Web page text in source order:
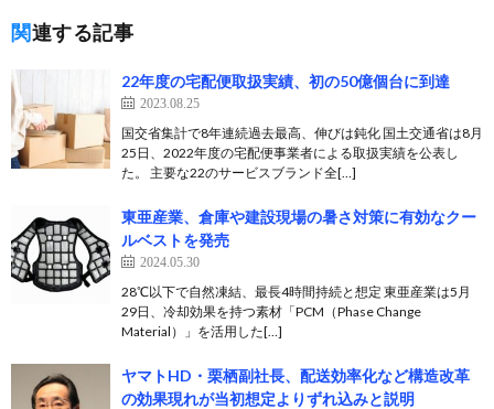
関連する記事
22年度の宅配便取扱実績、初の50億個台に到達
2023.08.25
国交省集計で8年連続過去最高、伸びは鈍化 国土交通省は8月
25日、2022年度の宅配便事業者による取扱実績を公表し
た。 主要な22のサービスブランド全[…]
東亜産業、倉庫や建設現場の暑さ対策に有効なクー
ルベストを発売
2024.05.30
28℃以下で自然凍結、最長4時間持続と想定 東亜産業は5月
29日、冷却効果を持つ素材「PCM（Phase Change
Material）」を活用した[…]
ヤマトHD・栗栖副社長、配送効率化など構造改革
の効果現れが当初想定よりずれ込みと説明